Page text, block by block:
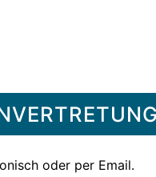
oder per Email.